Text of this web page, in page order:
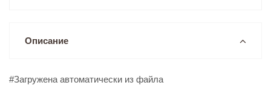
Описание
#Загружена автоматически из файла